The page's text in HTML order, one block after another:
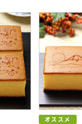
の挨拶におすすめのお菓子ギ
フト5選
オススメ